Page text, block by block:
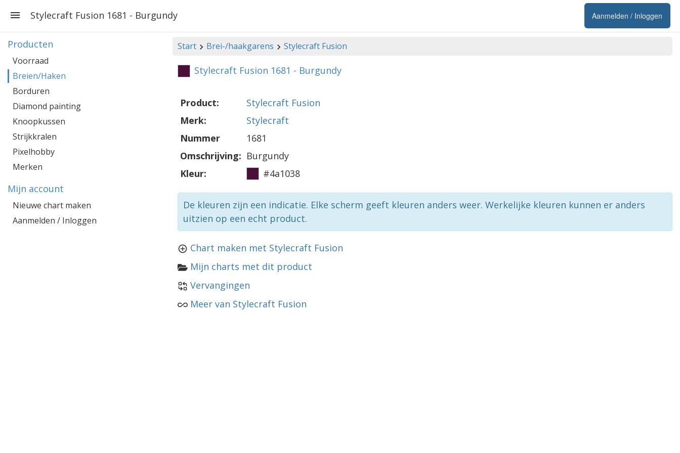
Aanmelden / Inloggen
Stylecraft Fusion 1681 - Burgundy
Start Brei-/haakgarens Stylecraft Fusion
Stylecraft Fusion 1681 - Burgundy
Product:
Stylecraft Fusion
Merk:
Stylecraft
Nummer
1681
Omschrijving: Burgundy
Kleur:
#4a1038
De kleuren zijn een indicatie. Elke scherm geeft kleuren anders weer. Werkelijke kleuren kunnen er anders
uitzien op een echt product.
Chart maken met Stylecraft Fusion
Mijn charts met dit product
Vervangingen
Meer van Stylecraft Fusion
Producten
Voorraad
Breien/Haken
Borduren
Diamond painting
Knoopkussen
Strijkkralen
Pixelhobby
Merken
Mijn account
Nieuwe chart maken
Aanmelden / Inloggen